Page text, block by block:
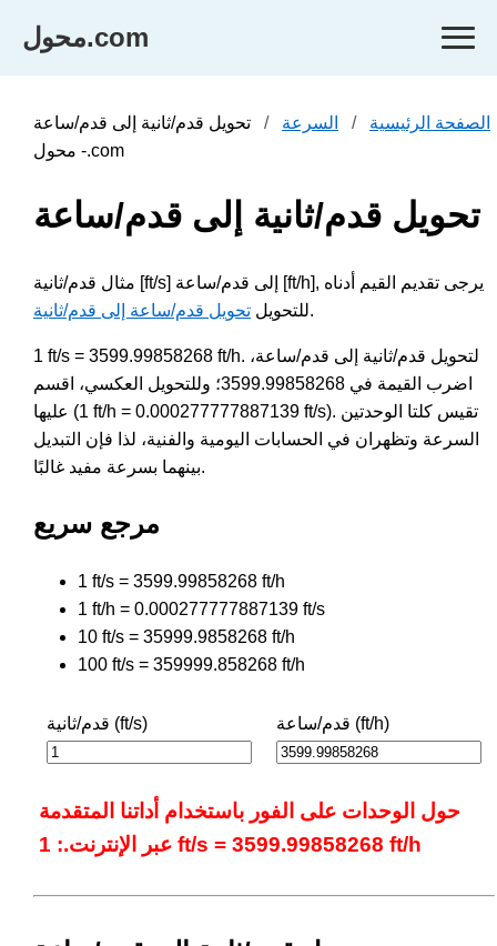
محول.com
الصفحة الرئيسية السرعة
تحويل قدم/ثانية إلى قدم/ساعة
- محول.com
تحويل قدم/ثانية إلى قدم/ساعة
مثال قدم/ثانية [ft/s] إلى قدم/ساعة [ft/h], يرجى تقديم القيم أدناه
للتحويل تحويل قدم/ساعة إلى قدم/ثانية .
1 ft/s = 3599.99858268 ft/h. لتحويل قدم/ثانية إلى قدم/ساعة،
اضرب القيمة في 3599.99858268؛ وللتحويل العكسي، اقسم
عليها (1 ft/h = 0.000277777887139 ft/s). تقيس كلتا الوحدتين
السرعة وتظهران في الحسابات اليومية والفنية، لذا فإن التبديل
بينهما بسرعة مفيد غالبًا.
مرجع سريع
1 ft/s = 3599.99858268 ft/h
1 ft/h = 0.000277777887139 ft/s
10 ft/s = 35999.9858268 ft/h
100 ft/s = 359999.858268 ft/h
قدم/ثانية (ft/s) قدم/ساعة (ft/h)
حول الوحدات على الفور باستخدام أداتنا المتقدمة
عبر الإنترنت.: 1 ft/s = 3599.99858268 ft/h